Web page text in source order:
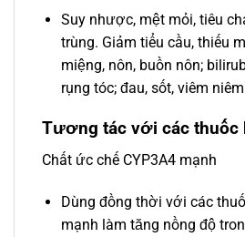
Suy nhược, mệt mỏi, tiêu
trùng. Giảm tiểu cầu, thiếu
miệng, nôn, buồn nôn;
rụng tóc; đau, sốt, viêm
Tương tác với các thuốc
Chất ức chế CYP3A4 mạnh
Dùng đồng thời với các
mạnh làm tăng nồng độ